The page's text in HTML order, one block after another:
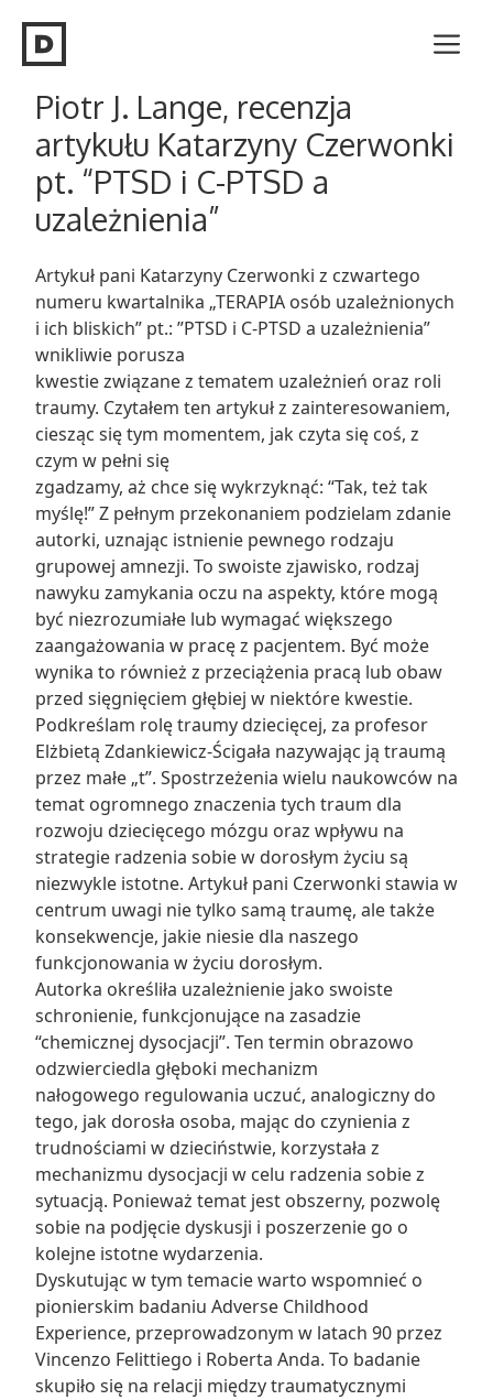
treści
Piotr J. Lange, recenzja
artykułu Katarzyny Czerwonki
pt. “PTSD i C-PTSD a
uzależnienia”
Artykuł pani Katarzyny Czerwonki z czwartego
numeru kwartalnika „TERAPIA osób uzależnionych
i ich bliskich” pt.: ”PTSD i C-PTSD a uzależnienia”
wnikliwie porusza
kwestie związane z tematem uzależnień oraz roli
traumy. Czytałem ten artykuł z zainteresowaniem,
ciesząc się tym momentem, jak czyta się coś, z
czym w pełni się
zgadzamy, aż chce się wykrzyknąć: “Tak, też tak
myślę!” Z pełnym przekonaniem podzielam zdanie
autorki, uznając istnienie pewnego rodzaju
grupowej amnezji. To swoiste zjawisko, rodzaj
nawyku zamykania oczu na aspekty, które mogą
być niezrozumiałe lub wymagać większego
zaangażowania w pracę z pacjentem. Być może
wynika to również z przeciążenia pracą lub obaw
przed sięgnięciem głębiej w niektóre kwestie.
Podkreślam rolę traumy dziecięcej, za profesor
Elżbietą Zdankiewicz-Ścigała nazywając ją traumą
przez małe „t”. Spostrzeżenia wielu naukowców na
temat ogromnego znaczenia tych traum dla
rozwoju dziecięcego mózgu oraz wpływu na
strategie radzenia sobie w dorosłym życiu są
niezwykle istotne. Artykuł pani Czerwonki stawia w
centrum uwagi nie tylko samą traumę, ale także
konsekwencje, jakie niesie dla naszego
funkcjonowania w życiu dorosłym.
Autorka określiła uzależnienie jako swoiste
schronienie, funkcjonujące na zasadzie
“chemicznej dysocjacji”. Ten termin obrazowo
odzwierciedla głęboki mechanizm
nałogowego regulowania uczuć, analogiczny do
tego, jak dorosła osoba, mając do czynienia z
trudnościami w dzieciństwie, korzystała z
mechanizmu dysocjacji w celu radzenia sobie z
sytuacją. Ponieważ temat jest obszerny, pozwolę
sobie na podjęcie dyskusji i poszerzenie go o
kolejne istotne wydarzenia.
Dyskutując w tym temacie warto wspomnieć o
pionierskim badaniu Adverse Childhood
Experience, przeprowadzonym w latach 90 przez
Vincenzo Felittiego i Roberta Anda. To badanie
skupiło się na relacji między traumatycznymi